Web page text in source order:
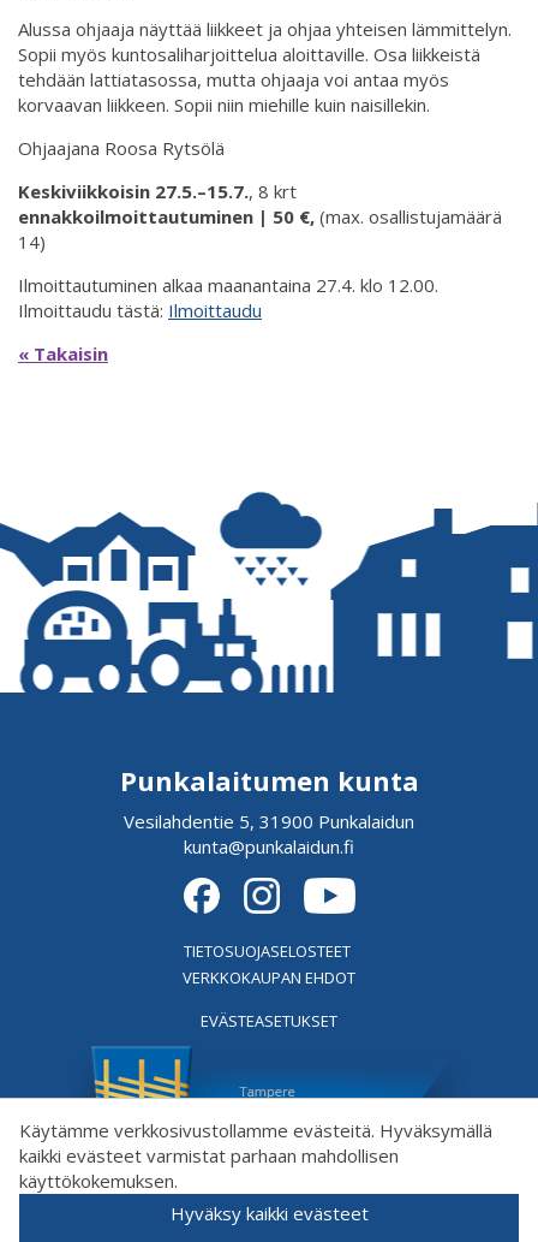
Käytämme verkkosivustollamme evästeitä. Hyväksymällä
kaikki evästeet varmistat parhaan mahdollisen
käyttökokemuksen.
Hyväksy kaikki evästeet
Alussa ohjaaja näyttää liikkeet ja ohjaa yhteisen lämmittelyn.
Sopii myös kuntosaliharjoittelua aloittaville. Osa liikkeistä
tehdään lattiatasossa, mutta ohjaaja voi antaa myös
korvaavan liikkeen. Sopii niin miehille kuin naisillekin.
Ohjaajana Roosa Rytsölä
Keskiviikkoisin 27.5.–15.7., 8 krt
ennakkoilmoittautuminen | 50 €, (max. osallistujamäärä
14)
Ilmoittautuminen alkaa maanantaina 27.4. klo 12.00.
Ilmoittaudu tästä: Ilmoittaudu
« Takaisin
Punkalaitumen kunta
Vesilahdentie 5, 31900 Punkalaidun
kunta@punkalaidun.fi
TIETOSUOJASELOSTEET
VERKKOKAUPAN EHDOT
EVÄSTEASETUKSET